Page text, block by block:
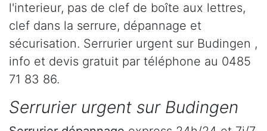
l'interieur, pas de clef de boîte aux lettres,
clef dans la serrure, dépannage et
sécurisation. Serrurier urgent sur Budingen ,
info et devis gratuit par téléphone au 0485
71 83 86.
Serrurier urgent sur Budingen